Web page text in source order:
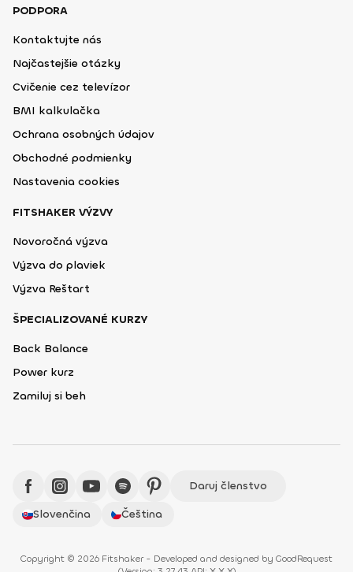
PODPORA
Kontaktujte nás
Najčastejšie otázky
Cvičenie cez televízor
BMI kalkulačka
Ochrana osobných údajov
Obchodné podmienky
Nastavenia cookies
FITSHAKER VÝZVY
Novoročná výzva
Výzva do plaviek
Výzva Reštart
ŠPECIALIZOVANÉ KURZY
Back Balance
Power kurz
Zamiluj si beh
Daruj členstvo
Slovenčina
Čeština
Copyright © 2026 Fitshaker - Developed and designed by GoodRequest